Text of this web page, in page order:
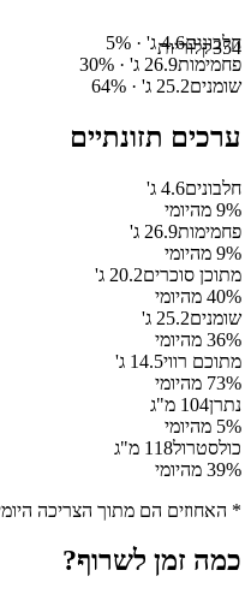
354קלוריותחלבונים4.6ג' · 5%
פחמימות26.9 ג' · 30%
שומנים25.2 ג' · 64%
ערכים תזונתיים
חלבונים4.6 ג'
9% מהיומי
פחמימות26.9 ג'
9% מהיומי
מתוכן סוכרים20.2 ג'
40% מהיומי
שומנים25.2 ג'
36% מהיומי
מתוכם רווי14.5 ג'
73% מהיומי
נתרן104 מ"ג
5% מהיומי
כולסטרול118 מ"ג
39% מהיומי
* האחוזים הם מתוך הצריכה
כמה זמן לשרוף?